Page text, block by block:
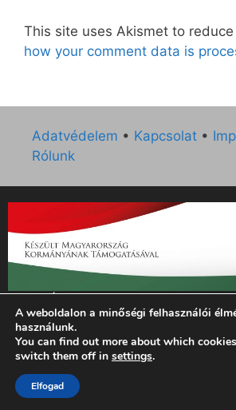
This site uses Akismet to reduce
how your comment data is
Adatvédelem • Kapcsolat •
Rólunk
„Az Új Ember katolikus hetilap 2014.
támogatását az EGYH-KCP-14-P-
szerződés keretében 3 000 000 Ft
Emberi Erőforrások
© 2026 Magyar Kurír - Új Ember
A weboldalon a minőségi felhasználói
használunk.
You can find out more about which
switch them off in settings.
Elfogad